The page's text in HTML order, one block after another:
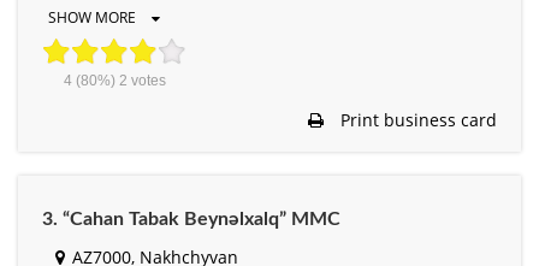
SHOW MORE
4(80%) 2 votes
Print business card
3. “Cahan Tabak Beynəlxalq” MMC
AZ7000, Nakhchyvan